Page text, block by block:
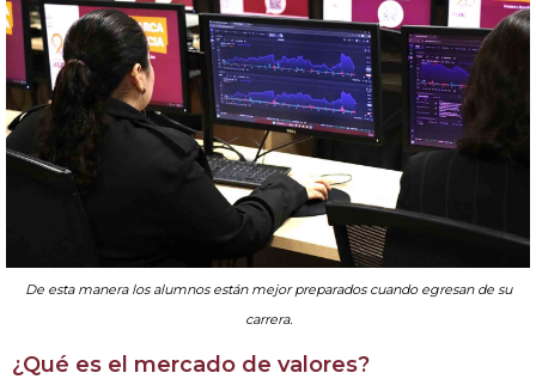
De esta manera los alumnos están mejor preparados cuando egresan de su
carrera.
¿Qué es el mercado de valores?